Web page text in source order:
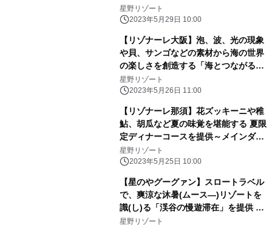
年6月13日／期間：2023年6月24日〜
2024年6月19日
星野リゾート
2023年5月29日 10:00
【リゾナーレ大阪】泡、波、光の現象
や貝、サンゴなどの素材から海の世界
の楽しさを創造する「海とつながるア
トリエ」誕生｜期間：2023年6月1
日〜9月30日
星野リゾート
2023年5月26日 11:00
【リゾナーレ那須】花ズッキーニや稚
鮎、胡瓜など夏の味覚を堪能する 夏限
定ディナーコースを提供～メインダイ
ニング「OTTO SETTE(オットセッテ)
NASU(ナス)」のフルコース～| 期間：
星野リゾート
2023年5月25日 10:00
【星のやグーグァン】スロートラベル
で、爽涼な沐暑(ムース―)リゾートを
識(し)る「渓谷の慢遊滞在」を提供 ～
森林散策や川辺のピクニックで谷關(グ
星野リゾート